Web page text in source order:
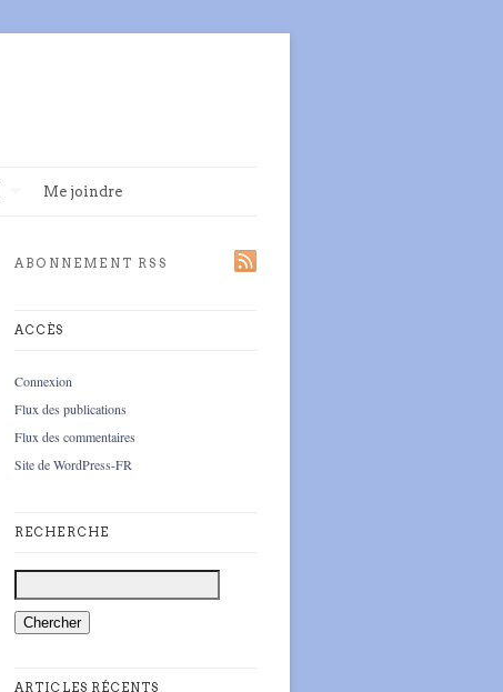
Me joindre
ABONNEMENT RSS
ACCÈS
Connexion
Flux des publications
Flux des commentaires
Site de WordPress-FR
RECHERCHE
ARTICLES RÉCENTS